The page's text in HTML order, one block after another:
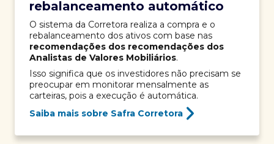
rebalanceamento automático
O sistema da Corretora realiza a compra e o
rebalanceamento dos ativos com base nas
recomendações dos recomendações dos
Analistas de Valores Mobiliários.
Isso significa que os investidores não precisam se
preocupar em monitorar mensalmente as
carteiras, pois a execução é automática.
Saiba mais sobre Safra Corretora